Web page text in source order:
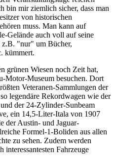
bin mir ziemlich sicher, dass man
von historischen
muss. Man kann auf
Gelände auch voll auf seine
z.B. "nur" um Bücher,
kümmert.
grünen Wiesen noch Zeit hat,
Motor-Museum besuchen. Dort
Veteranen-Sammlungen der
legendäre Rekordwagen wie der
der 24-Zylinder-Sunbeam
ein 14,5-Liter-Itala von 1907
der Austin- und Jaguar-
Formel-1-Boliden aus allen
zu sehen. Zudem werden
interessantesten Fahrzeuge